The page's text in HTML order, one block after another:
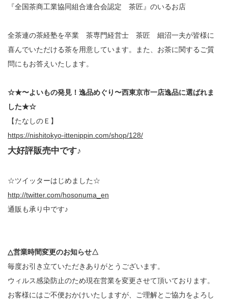
『全国茶商工業協同組合連合会認定 茶匠』のいるお店
全茶連の茶経塾を卒業 茶専門経営士 茶匠 細沼一夫が皆様に
喜んでいただける茶を用意しています。また、お茶に関するご質
問にもお答えいたします。
☆★〜よいもの発見！逸品めぐり〜西東京市一店逸品に選ばれま
した★☆
【たなしのＥ】
https://nishitokyo-ittenippin.com/shop/128/
大好評販売中です♪
☆ツイッターはじめました☆
http://twitter.com/hosonuma_en
通販も承り中です♪
△営業時間変更のお知らせ△
毎度お引き立ていただきありがとうございます。
ウィルス感染防止のため現在営業を変更させて頂いております。
お客様にはご不便おかけいたしますが、ご理解とご協力をよろし